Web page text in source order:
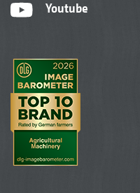
Youtube